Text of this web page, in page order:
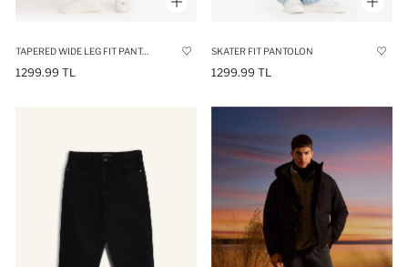
TAPERED WIDE LEG FIT PANTOLON
1299.99 TL
SKATER FIT PANTOLON
1299.99 TL